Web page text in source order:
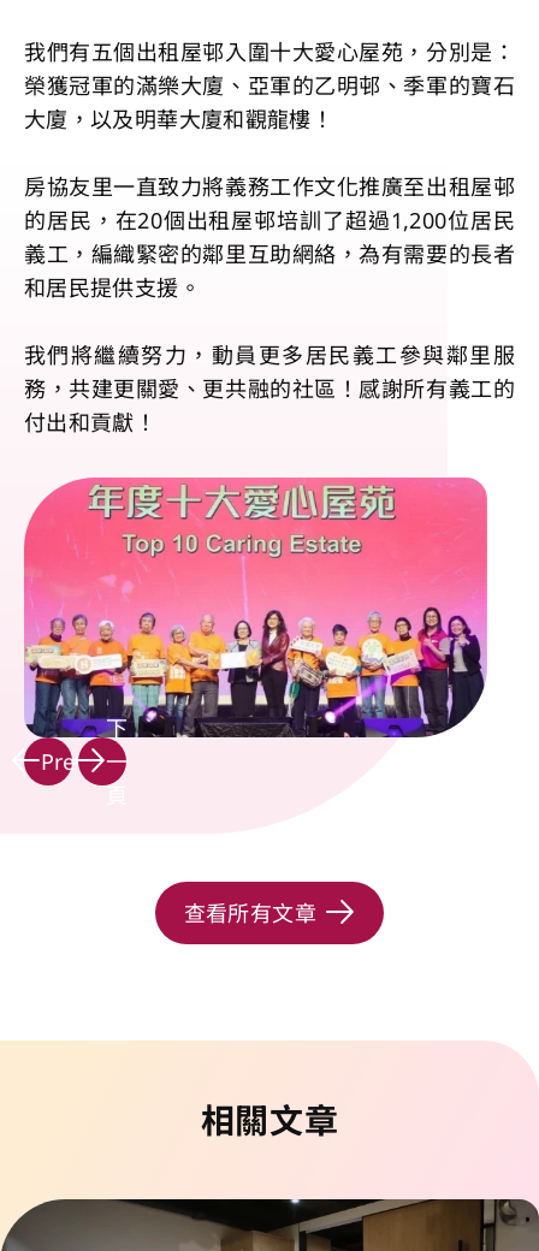
我們有五個出租屋邨入圍十大愛心屋苑，分別是：
榮獲冠軍的滿樂大廈、亞軍的乙明邨、季軍的寶石
大廈，以及明華大廈和觀龍樓！
房協友里一直致力將義務工作文化推廣至出租屋邨
的居民，在20個出租屋邨培訓了超過1,200位居民
義工，編織緊密的鄰里互助網絡，為有需要的長者
和居民提供支援。
我們將繼續努力，動員更多居民義工參與鄰里服
務，共建更關愛、更共融的社區！感謝所有義工的
付出和貢獻！
Prev
下
一
頁
查看所有文章
相關文章